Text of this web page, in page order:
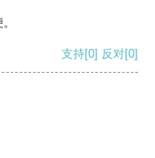
支持[0] 反对[0]